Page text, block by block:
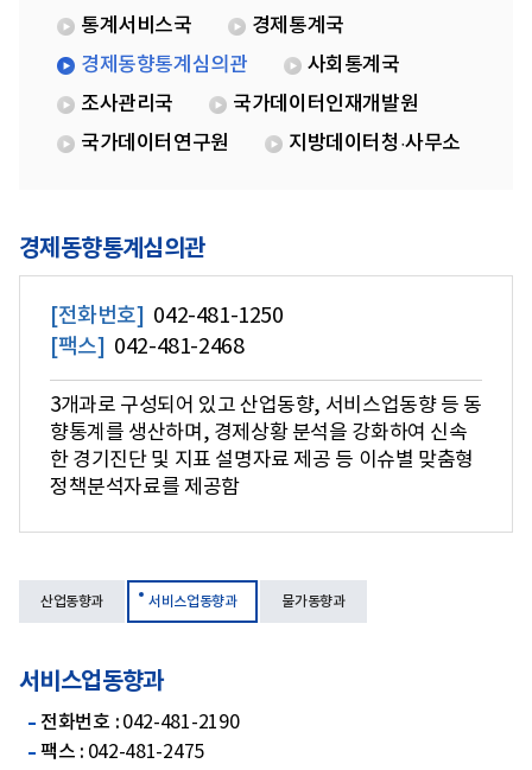
통계서비스국
경제통계국
경제동향통계심의관
사회통계국
조사관리국
국가데이터인재개발원
국가데이터연구원
지방데이터청·사무소
경제동향통계심의관
[전화번호] 042-481-1250
[팩스] 042-481-2468
3개과로 구성되어 있고 산업동향, 서비스업동향 등 동
향통계를 생산하며, 경제상황 분석을 강화하여 신속
한 경기진단 및 지표 설명자료 제공 등 이슈별 맞춤형
정책분석자료를 제공함
산업동향과 서비스업동향과 물가동향과
서비스업동향과
전화번호 : 042-481-2190
팩스 : 042-481-2475